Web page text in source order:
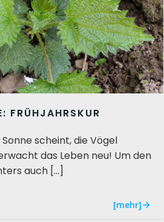
FRÜHJAHRSKUR
scheint, die Vögel
das Leben neu! Um den
auch […]
[mehr]